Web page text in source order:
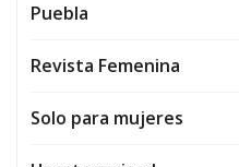
Puebla
Revista Femenina
Solo para mujeres